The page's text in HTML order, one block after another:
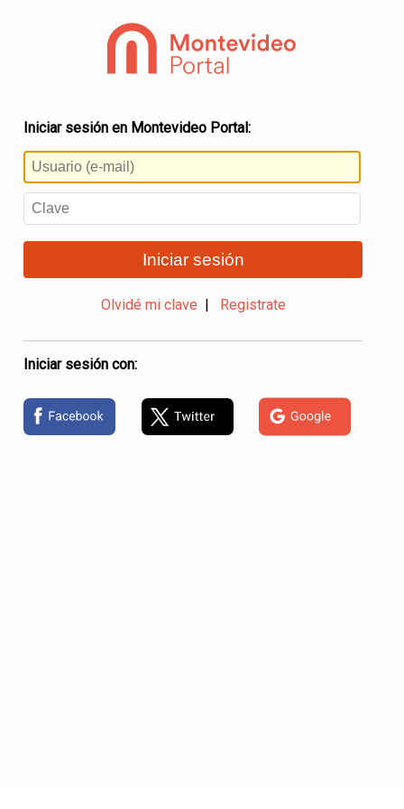
Iniciar sesión en Montevideo Portal:
Iniciar sesión
Olvidé mi clave Registrate
Iniciar sesión con: